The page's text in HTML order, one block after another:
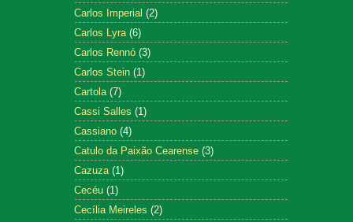
Carlos Imperial (2)
Carlos Lyra (6)
Carlos Rennó (3)
Carlos Stein (1)
Cartola (7)
Cassi Salles (1)
Cassiano (4)
Catulo da Paixão Cearense (3)
Cazuza (1)
Cecéu (1)
Cecília Meireles (2)